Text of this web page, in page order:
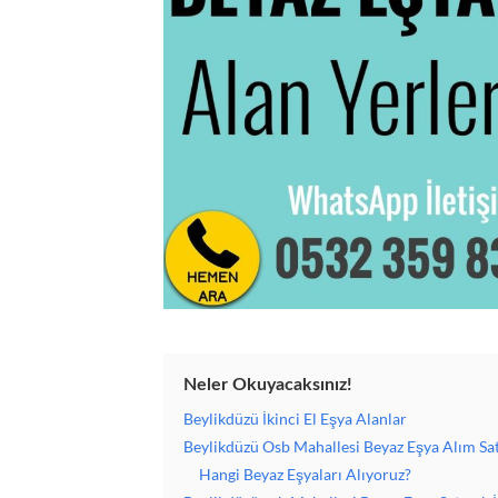
Neler Okuyacaksınız!
Beylikdüzü İkinci El Eşya Alanlar
Beylikdüzü Osb Mahallesi Beyaz Eşya Alım
Hangi Beyaz Eşyaları Alıyoruz?